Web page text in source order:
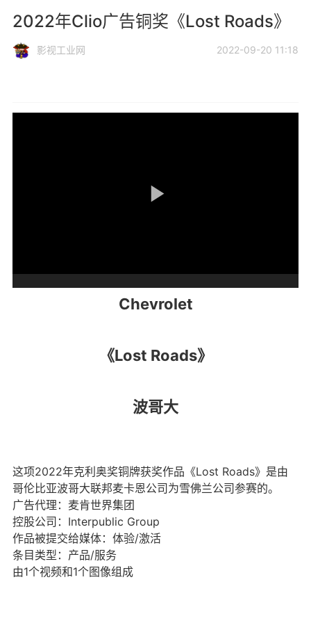
2022年Clio广告铜奖《Lost Roads》
影视工业网 2022-09-20 11:18
Chevrolet
《Lost Roads》
波哥大
这项2022年克利奥奖铜牌获奖作品《Lost Roads》是由
哥伦比亚波哥大联邦麦卡恩公司为雪佛兰公司参赛的。
广告代理：麦肯世界集团
控股公司：Interpublic Group
作品被提交给媒体：体验/激活
条目类型：产品/服务
由1个视频和1个图像组成